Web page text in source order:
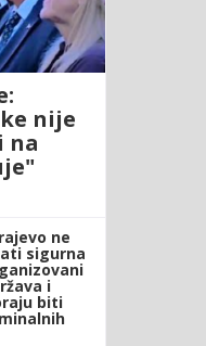
nije
na
ne
sigurna
i
biti